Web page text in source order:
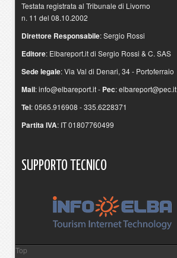
Testata registrata al Tribunale di Livorno
n. 11 del 08.10.2002
Direttore Responsabile: Sergio Rossi
Editore: Elbareport.it di Sergio Rossi & C. SAS
Sede legale: Via Val di Denari, 34 - Portoferraio
Mail:info@elbareport.it- Pec:elbareport@pec.it
Tel: 0565.916908 - 335.6228371
Partita IVA: IT 01807760499
SUPPORTO TECNICO
Top